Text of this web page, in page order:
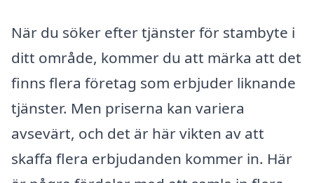
När du söker efter tjänster för stambyte i
ditt område, kommer du att märka att det
finns flera företag som erbjuder liknande
tjänster. Men priserna kan variera
avsevärt, och det är här vikten av att
skaffa flera erbjudanden kommer in. Här